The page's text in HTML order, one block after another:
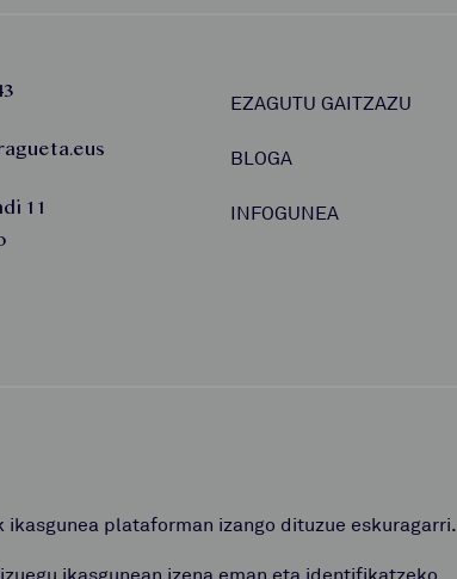
11
EZAGUTU GAITZAZU
BLOGA
INFOGUNEA
ikasgunea plataforman izango dituzue eskuragarri.
ikasgunean izena eman eta identifikatzeko